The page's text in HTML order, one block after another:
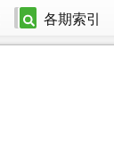
各期索引